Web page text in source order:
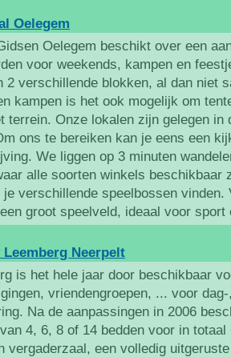
Oelegem
Oelegem beschikt over een
voor weekends, kampen en
2 verschillende blokken, al dan niet
kampen is het ook mogelijk om
terrein. Onze lokalen zijn gelegen in
ons te bereiken kan je eens een
We liggen op 3 minuten
alle soorten winkels beschikbaar
je verschillende speelbossen vinden.
groot speelveld, ideaal voor sport
Neerpelt
is het hele jaar door beschikbaar
vriendengroepen, ... voor
Na de aanpassingen in 2006
4, 6, 8 of 14 bedden voor in
vergaderzaal, een volledig